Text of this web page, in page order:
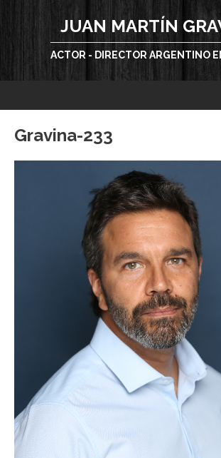
JUAN MARTÍN
ACTOR - DIRECTOR ARGENTINO
Gravina-233